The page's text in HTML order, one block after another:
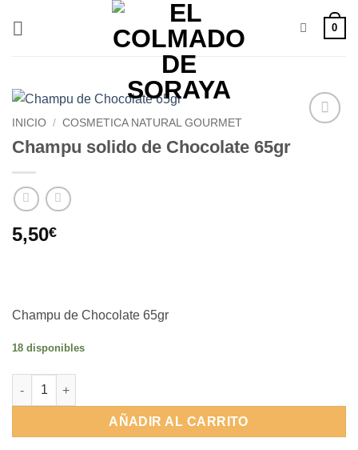
0
INICIO / COSMETICA NATURAL GOURMET
Champu solido de Chocolate 65gr
5,50€
Champu de Chocolate 65gr
18 disponibles
Champu solido de Chocolate 65gr cantidad
AÑADIR AL CARRITO
Alternative: